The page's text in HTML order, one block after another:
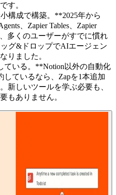
す。
構成で構築。**2025年から
、Zapier Tables、Zapier
多くのユーザーがすでに慣れ
グ&ドロップでAIエージェン
りました。
ている。**Notion以外の自動化
しているなら、Zapを1本追加
新しいツールを学ぶ必要も、
もありません。